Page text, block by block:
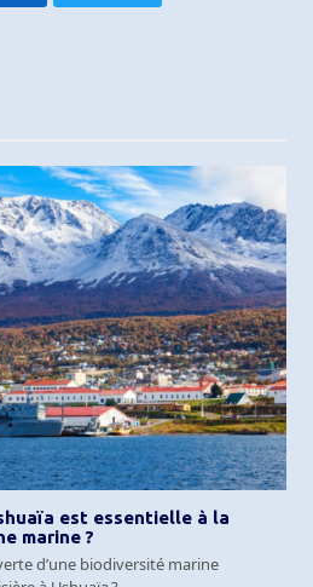
est essentielle à la
marine ?
d’une biodiversité marine